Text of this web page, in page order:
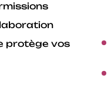
protège vos